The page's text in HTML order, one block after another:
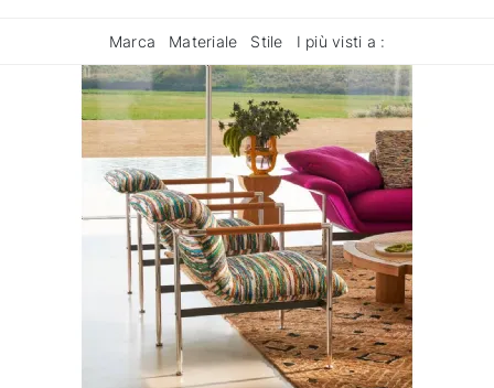
Marca Materiale Stile I più visti a :